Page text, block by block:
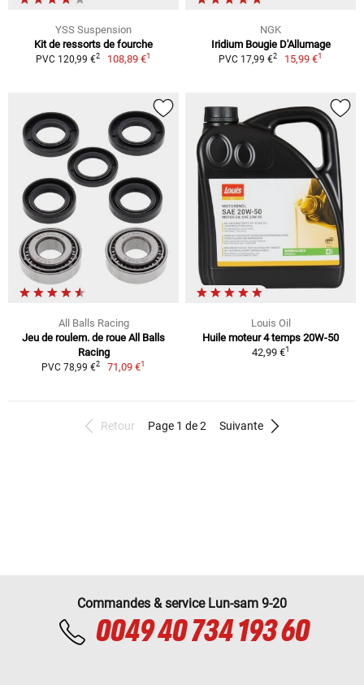
YSS Suspension
Kit de ressorts de fourche
PVC 120,99 €2 108,89 €1
NGK
Iridium Bougie D'Allumage
PVC 17,99 €2 15,99 €1
All Balls Racing
Jeu de roulem. de roue All Balls
Racing
PVC 78,99 €2 71,09 €1
Louis Oil
Huile moteur 4 temps 20W-50
42,99 €1
Retour Page 1 de 2 Suivante
Commandes & service Lun-sam 9-20
0049 40 734 193 60